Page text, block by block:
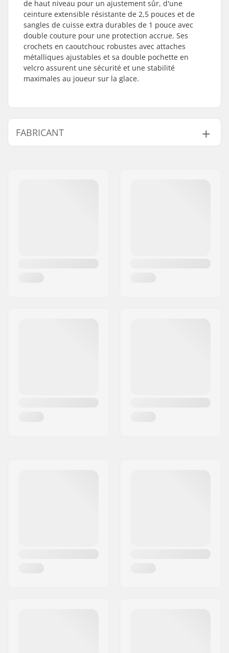
de haut niveau pour un ajustement sûr, d'une
ceinture extensible résistante de 2,5 pouces et de
sangles de cuisse extra durables de 1 pouce avec
double couture pour une protection accrue. Ses
crochets en caoutchouc robustes avec attaches
métalliques ajustables et sa double pochette en
velcro assurent une sécurité et une stabilité
maximales au joueur sur la glace.
FABRICANT